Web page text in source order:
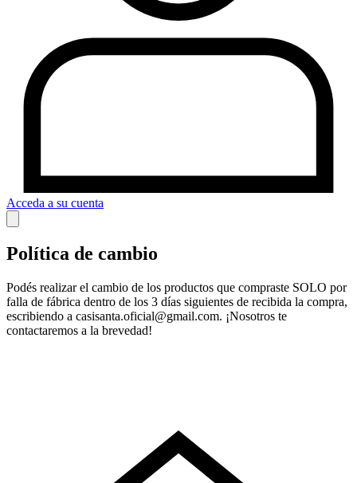
Acceda a su cuenta
Política de cambio
Podés realizar el cambio de los productos que compraste SOLO por
falla de fábrica dentro de los 3 días siguientes de recibida la compra,
escribiendo a casisanta.oficial@gmail.com. ¡Nosotros te
contactaremos a la brevedad!